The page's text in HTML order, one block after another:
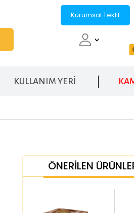
Kurumsal Teklif
KULLANIM YERİ
ÖNERİLEN